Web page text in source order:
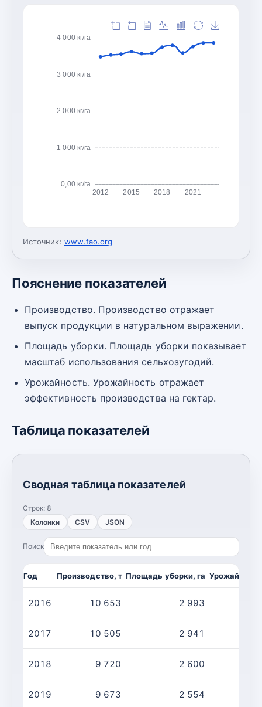
0,00 кг/га
1 000 кг/га
2 000 кг/га
3 000 кг/га
4 000 кг/га
2012 2015 2018 2021
Источник: www.fao.org
Пояснение показателей
Производство. Производство отражает
выпуск продукции в натуральном выражении.
Площадь уборки. Площадь уборки показывает
масштаб использования сельхозугодий.
Урожайность. Урожайность отражает
эффективность производства на гектар.
Таблица показателей
Сводная таблица показателей
Строк: 8
Колонки
CSV JSON
Поиск
Год Производство, т Площадь уборки, га
2016 10 653 2 993
2017 10 505 2 941
2018 9 720 2 600
2019 9 673 2 554